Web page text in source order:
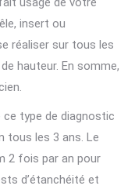
insert ou
réaliser sur tous les
hauteur. En somme,
type de diagnostic
tous les 3 ans. Le
2 fois par an pour
d’étanchéité et